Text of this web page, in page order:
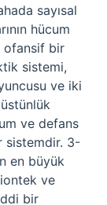
sayısal
hücum
ofansif bir
sistemi,
ve iki
ve defans
sistemdir. 3-
en büyük
ve
bir